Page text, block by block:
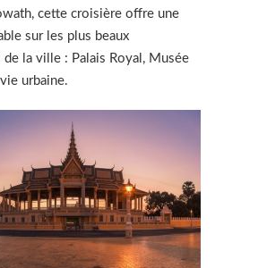
cette croisière offre une
sur les plus beaux
de la ville : Palais Royal, Musée
urbaine.